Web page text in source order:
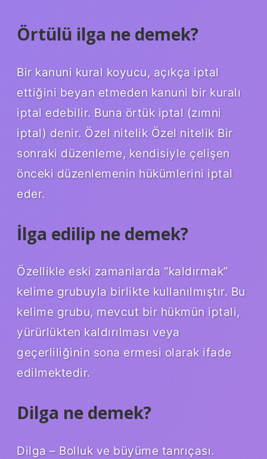
Örtülü ilga ne demek?
Bir kanuni kural koyucu, açıkça iptal
ettiğini beyan etmeden kanuni bir kuralı
iptal edebilir. Buna örtük iptal (zımni
iptal) denir. Özel nitelik Özel nitelik Bir
sonraki düzenleme, kendisiyle çelişen
önceki düzenlemenin hükümlerini iptal
eder.
İlga edilip ne demek?
Özellikle eski zamanlarda “kaldırmak”
kelime grubuyla birlikte kullanılmıştır. Bu
kelime grubu, mevcut bir hükmün iptali,
yürürlükten kaldırılması veya
geçerliliğinin sona ermesi olarak ifade
edilmektedir.
Dilga ne demek?
Dilga – Bolluk ve büyüme tanrıçası.